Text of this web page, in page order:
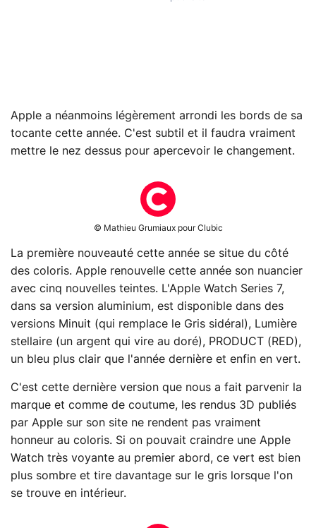
Apple a néanmoins légèrement arrondi les bords de sa
tocante cette année. C'est subtil et il faudra vraiment
mettre le nez dessus pour apercevoir le changement.
© Mathieu Grumiaux pour Clubic
La première nouveauté cette année se situe du côté
des coloris. Apple renouvelle cette année son nuancier
avec cinq nouvelles teintes. L'Apple Watch Series 7,
dans sa version aluminium, est disponible dans des
versions Minuit (qui remplace le Gris sidéral), Lumière
stellaire (un argent qui vire au doré), PRODUCT (RED),
un bleu plus clair que l'année dernière et enfin en vert.
C'est cette dernière version que nous a fait parvenir la
marque et comme de coutume, les rendus 3D publiés
par Apple sur son site ne rendent pas vraiment
honneur au coloris. Si on pouvait craindre une Apple
Watch très voyante au premier abord, ce vert est bien
plus sombre et tire davantage sur le gris lorsque l'on
se trouve en intérieur.